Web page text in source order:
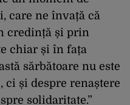
care ne învață că
credință și prin
chiar și în fața
sărbătoare nu este
ci și despre renaștere
solidaritate.”